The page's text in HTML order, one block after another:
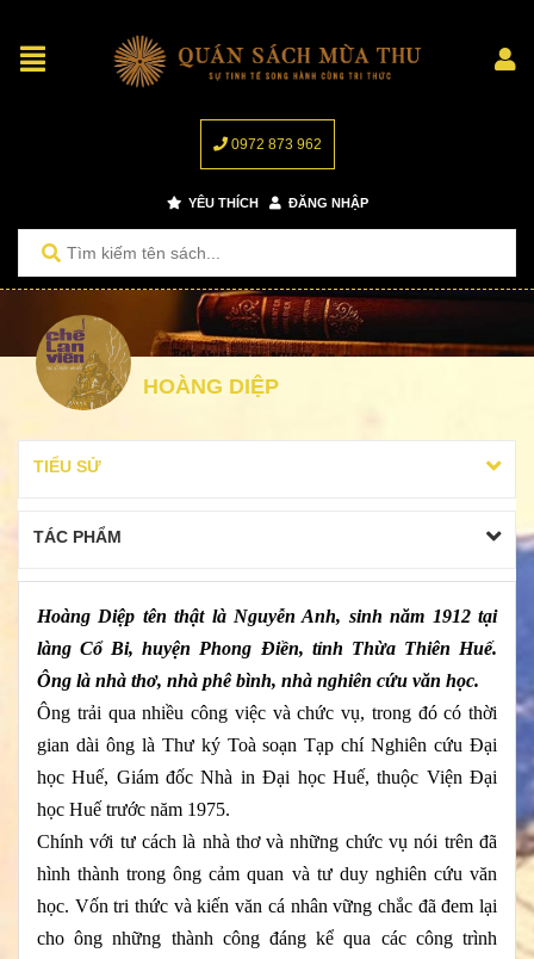
0972 873 962
YÊU THÍCH ĐĂNG NHẬP
HOÀNG DIỆP
TIỂU SỬ
TÁC PHẨM
Hoàng Diệp tên thật là Nguyễn Anh, sinh năm 1912 tại
làng Cổ Bi, huyện Phong Điền, tỉnh Thừa Thiên Huế.
Ông là nhà thơ, nhà phê bình, nhà nghiên cứu văn học.
Ông trải qua nhiều công việc và chức vụ, trong đó có thời
gian dài ông là Thư ký Toà soạn Tạp chí Nghiên cứu Đại
học Huế, Giám đốc Nhà in Đại học Huế, thuộc Viện Đại
học Huế trước năm 1975.
Chính với tư cách là nhà thơ và những chức vụ nói trên đã
hình thành trong ông cảm quan và tư duy nghiên cứu văn
học. Vốn tri thức và kiến văn cá nhân vững chắc đã đem lại
cho ông những thành công đáng kể qua các công trình